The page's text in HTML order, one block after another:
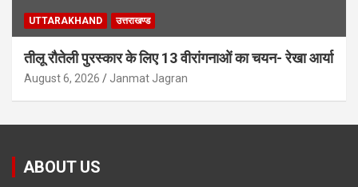
UTTARAKHAND उत्तराखण्ड
तीलू रौतेली पुरस्कार के लिए 13 वीरांगनाओं का चयन- रेखा आर्या
August 6, 2026 Janmat Jagran
ABOUT US